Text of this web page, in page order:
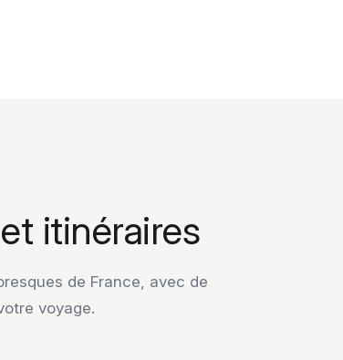
et itinéraires
de France, avec de
voyage.